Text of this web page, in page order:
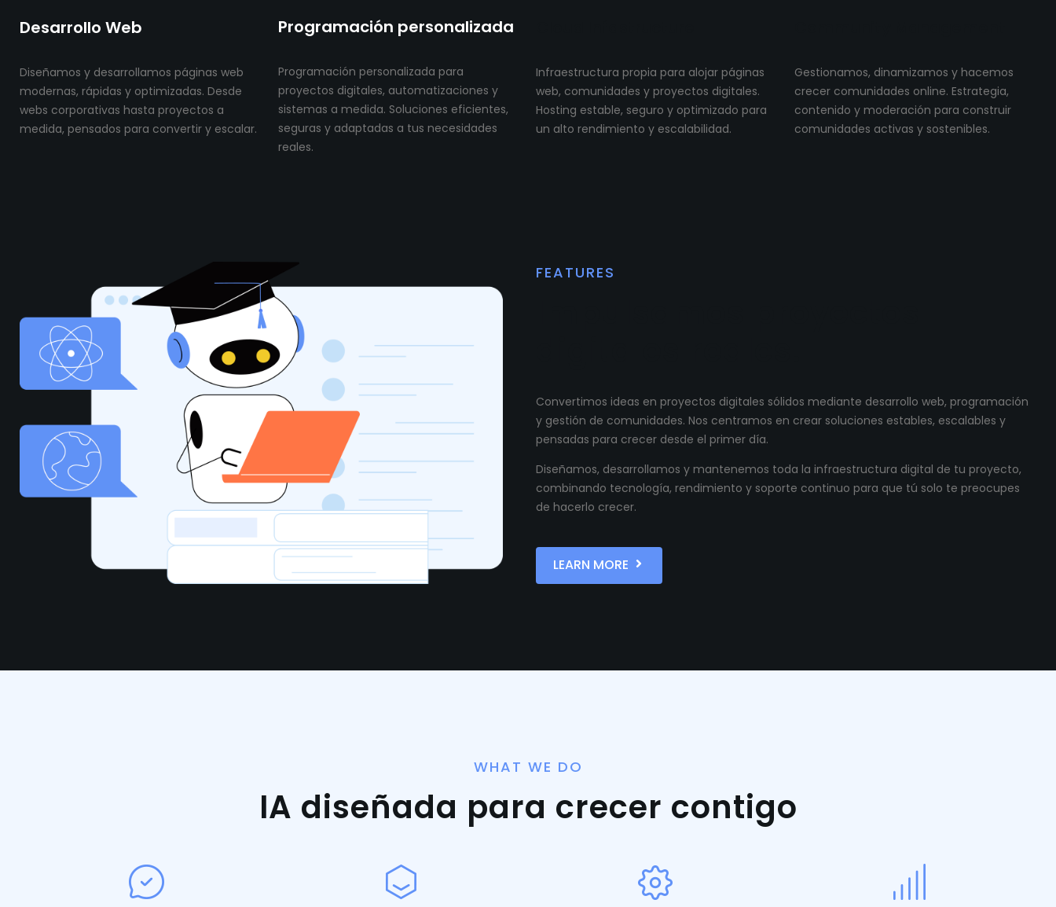
Desarrollo Web
Diseñamos y desarrollamos páginas web
modernas, rápidas y optimizadas. Desde
webs corporativas hasta proyectos a
medida, pensados para convertir y escalar.
Programación personalizada
Programación personalizada para
proyectos digitales, automatizaciones y
sistemas a medida. Soluciones eficientes,
seguras y adaptadas a tus necesidades
reales.
Infraestructura propia para alojar páginas
web, comunidades y proyectos digitales.
Hosting estable, seguro y optimizado para
un alto rendimiento y escalabilidad.
Gestionamos, dinamizamos y hacemos
crecer comunidades online. Estrategia,
contenido y moderación para construir
comunidades activas y sostenibles.
FEATURES
Convertimos ideas en proyectos digitales sólidos mediante desarrollo web, programación
y gestión de comunidades. Nos centramos en crear soluciones estables, escalables y
pensadas para crecer desde el primer día.
Diseñamos, desarrollamos y mantenemos toda la infraestructura digital de tu proyecto,
combinando tecnología, rendimiento y soporte continuo para que tú solo te preocupes
de hacerlo crecer.
LEARN MORE
WHAT WE DO
IA diseñada para crecer contigo